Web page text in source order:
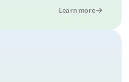
Learn more